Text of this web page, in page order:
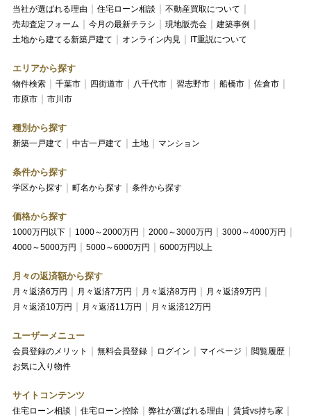
当社が選ばれる理由 住宅ローン相談
不動産買取について
売却査定フォーム
今月の最新チラシ 現地販売会
建築事例
土地から建てる新築戸建て
オンライン内見 IT重説について
エリアから探す
物件検索 千葉市 四街道市 八千代市 習志野市 船橋市
佐倉市
市原市
市川市
種別から探す
新築一戸建て 中古一戸建て 土地 マンション
条件から探す
学区から探す 町名から探す 条件から探す
価格から探す
1000万円以下 1000～2000万円 2000～3000万円
3000～4000万円
4000～5000万円
5000～6000万円 6000万円以上
月々の返済額から探す
月々返済6万円 月々返済7万円 月々返済8万円
月々返済9万円
月々返済10万円
月々返済11万円 月々返済12万円
ユーザーメニュー
会員登録のメリット 無料会員登録 ログイン マイページ
閲覧履歴
お気に入り物件
サイトコンテンツ
住宅ローン相談 住宅ローン控除 弊社が選ばれる理由
賃貸vs持ち家